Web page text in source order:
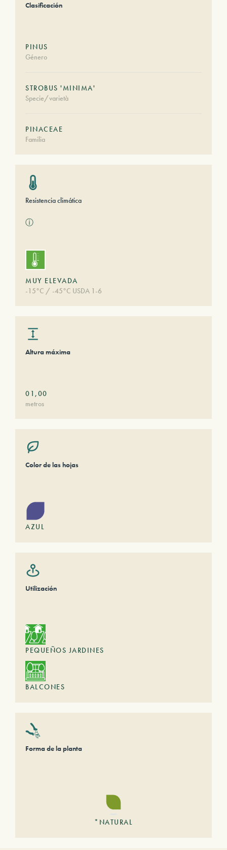
Clasificación
PINUS
Género
STROBUS 'MINIMA'
Specie/varietà
PINACEAE
Familia
Resistencia climática
ⓘ
MUY ELEVADA
-15°C / -45°C USDA 1-6
Altura máxima
01,00
metros
Color de las hojas
AZUL
Utilización
PEQUEÑOS JARDINES
BALCONES
Forma de la planta
*NATURAL